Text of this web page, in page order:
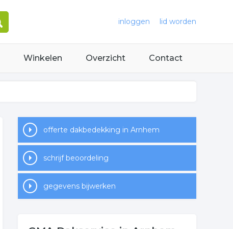
inloggen lid worden
Winkelen Overzicht Contact
offerte dakbedekking in Arnhem
schrijf beoordeling
gegevens bijwerken